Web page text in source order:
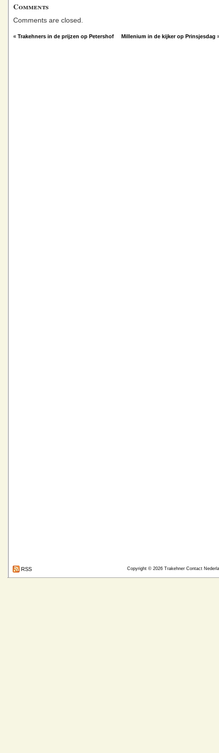
Comments
Comments are closed.
« Trakehners in de prijzen op Petershof Millenium in de kijker op Prinsjesdag
Copyright © 2026 Trakehner Contact
RSS